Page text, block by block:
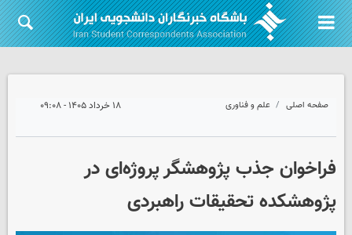
صفحه اصلی علم و فناوری ۱۸ خرداد ۱۴۰۵ - ۰۹:۰۸
فراخوان جذب پژوهشگر پروژه‌ای در
پژوهشکده تحقیقات راهبردی